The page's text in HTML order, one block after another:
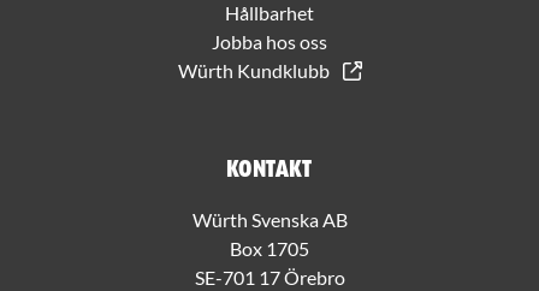
Hållbarhet
Jobba hos oss
Würth Kundklubb
Kontakt
Würth Svenska AB
Box 1705
SE-701 17 Örebro